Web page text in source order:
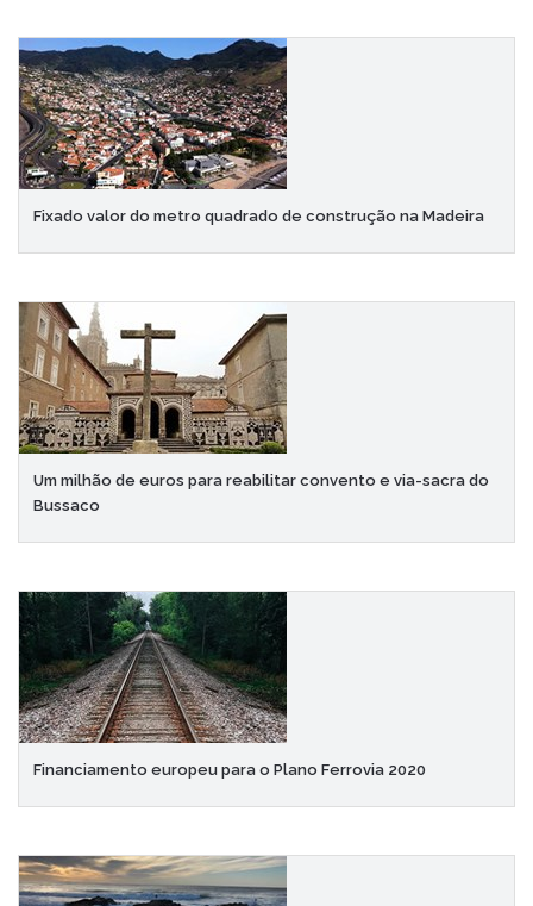
Fixado valor do metro quadrado de construção na Madeira
Um milhão de euros para reabilitar convento e via-sacra do
Bussaco
Financiamento europeu para o Plano Ferrovia 2020